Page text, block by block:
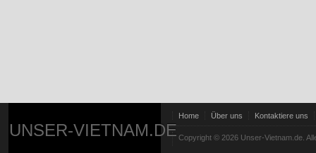
UNSER-VIETNAM.DE
Home Über uns Kontaktiere uns
Copyright © 2026 Unser-Vietnam.de.